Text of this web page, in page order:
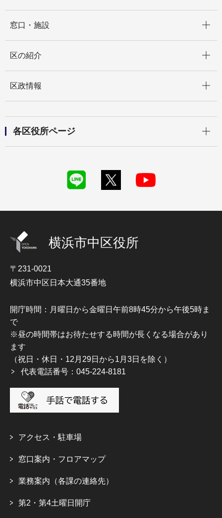
窓口・施設
区の紹介
区政情報
各区役所ページ
横浜市中区役所
〒231-0021
横浜市中区日本大通35番地
開庁時間：月曜日から金曜日午前8時45分から午後5時ま
で
※昼の時間帯はお待たせする時間が長くなる場合があり
ます
（祝日・休日・12月29日から1月3日を除く）
代表電話番号：045-224-8181
アクセス・駐車場
窓口案内・フロアマップ
業務案内（各課の連絡先）
第2・第4土曜日開庁